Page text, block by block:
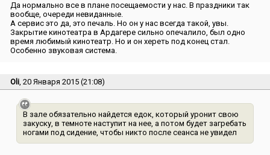
Да нормально все в плане посещаемости у нас. В праздники так
вообще, очереди невиданные.
А сервис это да, это печаль. Но он у нас всегда такой, увы.
Закрытие кинотеатра в Ардагере сильно опечалило, был одно
время любимый кинотеатр. Но и он хереть под конец стал.
Особенно звуковая система.
Oli, 20 Января 2015 (21:08)
В зале обязательно найдется едок, который уронит свою
закуску, в темноте наступит на нее, а потом будет загребать
ногами под сидение, чтобы никто после сеанса не увидел